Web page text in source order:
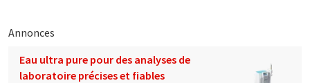
Annonces
Eau ultra pure pour des analyses de
laboratoire précises et fiables